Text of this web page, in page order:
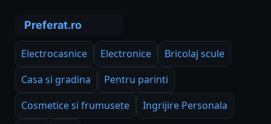
Electrocasnice Electronice
Bricolaj scule
Casa si gradina
Pentru parinti
Cosmetice si frumusete
Ingrijire Personala